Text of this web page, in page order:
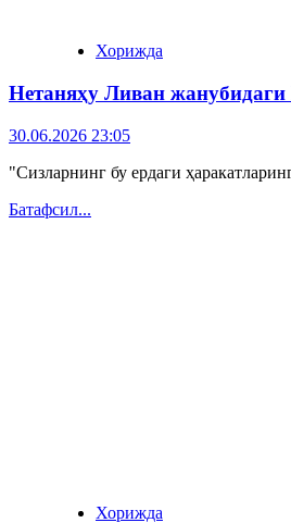
Хорижда
Нетаняҳу Ливан жанубидаги
30.06.2026 23:05
"Сизларнинг бу ердаги
Батафсил...
Хорижда